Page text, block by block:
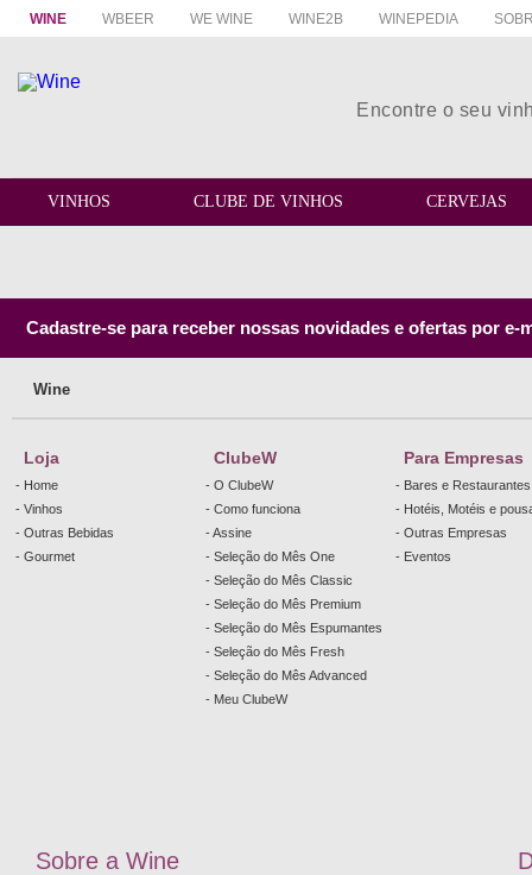
WINE WBEER WE WINE WINE2B WINEPEDIA
VINHOS CLUBE DE VINHOS CERVEJAS
Cadastre-se para receber nossas novidades e ofertas por e-
Wine
Loja
- Home
- Vinhos
- Outras Bebidas
- Gourmet
ClubeW
- O ClubeW
- Como funciona
- Assine
- Seleção do Mês One
- Seleção do Mês Classic
- Seleção do Mês Premium
- Seleção do Mês Espumantes
- Seleção do Mês Fresh
- Seleção do Mês Advanced
- Meu ClubeW
Para Empresas
- Bares e Restaurantes
- Hotéis, Motéis e
- Outras Empresas
- Eventos
Sobre a Wine